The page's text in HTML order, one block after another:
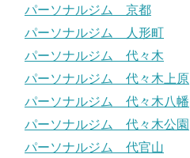
パーソナルジム 京都
パーソナルジム 人形町
パーソナルジム 代々木
パーソナルジム 代々木上原
パーソナルジム 代々木八幡
パーソナルジム 代々木公園
パーソナルジム 代官山